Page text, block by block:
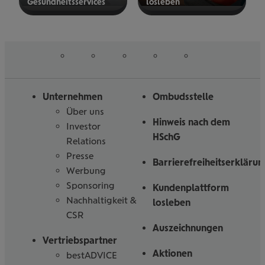
Gesund­heits­ser­vices los­le­ben
Unternehmen
Über uns
Investor
Relations
Presse
Werbung
Sponsoring
Nachhaltigkeit &
CSR
Vertriebspartner
bestADVICE
Ombudsstelle
Hinweis nach dem
HSchG
Kundenplattform
losleben
Auszeichnungen
Aktionen
uns